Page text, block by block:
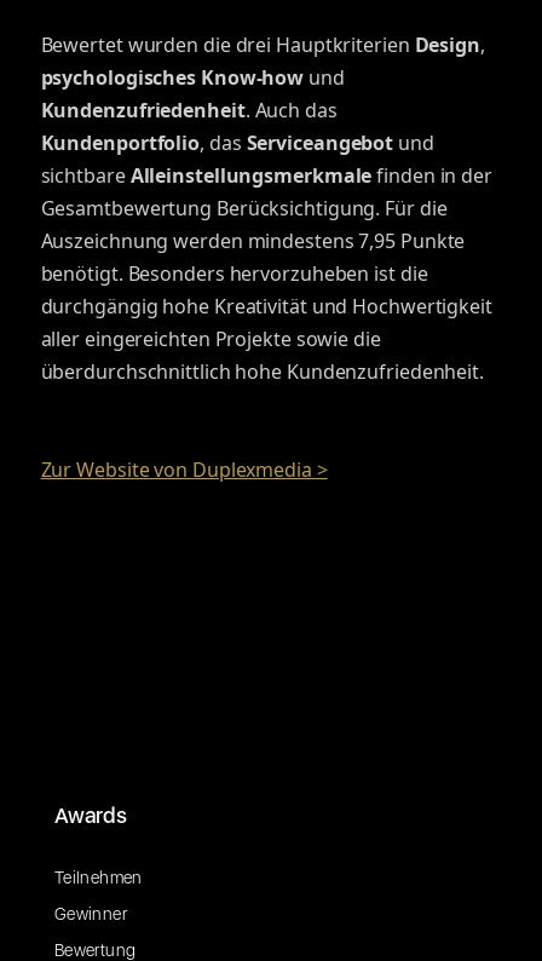
Bewertet wurden die drei Hauptkriterien Design,
psychologisches Know-how und
Kundenzufriedenheit. Auch das
Kundenportfolio, das Serviceangebot und
sichtbareAlleinstellungsmerkmalefinden in der
Gesamtbewertung Berücksichtigung. Für die
Auszeichnung werden mindestens 7,95 Punkte
benötigt. Besonders hervorzuheben ist die
durchgängig hohe Kreativität und Hochwertigkeit
aller eingereichten Projekte sowie die
überdurchschnittlich hohe Kundenzufriedenheit.
Zur Website von Duplexmedia >
Awards
Teilnehmen
Gewinner
Bewertung